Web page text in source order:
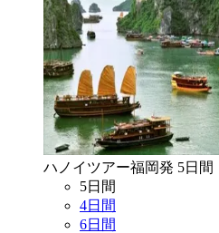
ハノイ ツアー福岡発 5日間
5日間
4日間
6日間